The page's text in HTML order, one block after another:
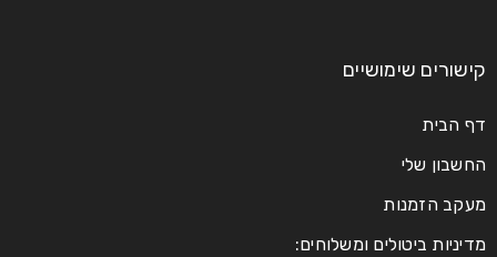
קישורים שימושיים
דף הבית
החשבון שלי
מעקב הזמנות
מדיניות ביטולים ומשלוחים: